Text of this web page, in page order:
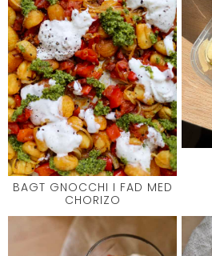
BAGT GNOCCHI I FAD MED
CHORIZO